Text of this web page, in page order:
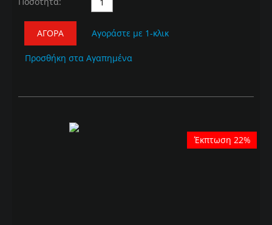
ΑΓΟΡΆ Αγοράστε με 1-κλικ
Προσθήκη στα Αγαπημένα
Έκπτωση 22%